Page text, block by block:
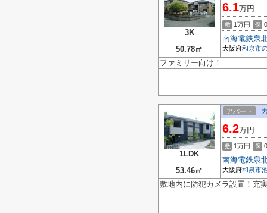
3K
50.78㎡
6.1万円
敷 1万円 保
南海電鉄泉
大阪府和泉市
ファミリー向け！
1LDK
53.46㎡
アパート
6.2万円
敷 1万円 保
南海電鉄泉
大阪府和泉市
敷地内に防犯カメラ設置！充